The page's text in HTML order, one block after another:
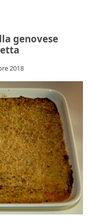
genovese
2018